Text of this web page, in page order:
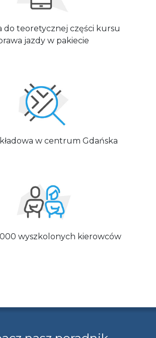
do teoretycznej części kursu
jazdy w pakiecie
w centrum Gdańska
wyszkolonych kierowców